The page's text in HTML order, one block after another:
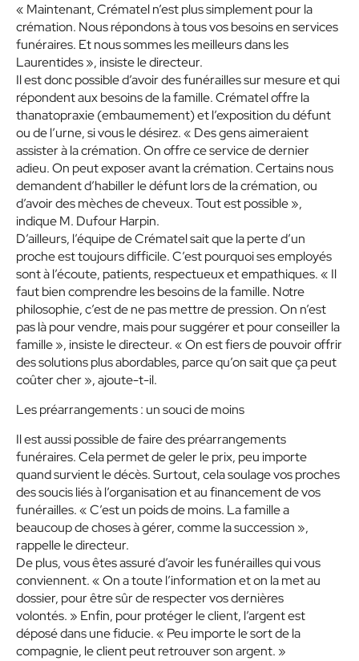
« Maintenant, Crématel n’est plus simplement pour la
crémation. Nous répondons à tous vos besoins en services
funéraires. Et nous sommes les meilleurs dans les
Laurentides », insiste le directeur.
Il est donc possible d’avoir des funérailles sur mesure et qui
répondent aux besoins de la famille. Crématel offre la
thanatopraxie (embaumement) et l’exposition du défunt
ou de l’urne, si vous le désirez. « Des gens aimeraient
assister à la crémation. On offre ce service de dernier
adieu. On peut exposer avant la crémation. Certains nous
demandent d’habiller le défunt lors de la crémation, ou
d’avoir des mèches de cheveux. Tout est possible »,
indique M. Dufour Harpin.
D’ailleurs, l’équipe de Crématel sait que la perte d’un
proche est toujours difficile. C’est pourquoi ses employés
sont à l’écoute, patients, respectueux et empathiques. « Il
faut bien comprendre les besoins de la famille. Notre
philosophie, c’est de ne pas mettre de pression. On n’est
pas là pour vendre, mais pour suggérer et pour conseiller la
famille », insiste le directeur. « On est fiers de pouvoir offrir
des solutions plus abordables, parce qu’on sait que ça peut
coûter cher », ajoute-t-il.
Les préarrangements : un souci de moins
Il est aussi possible de faire des préarrangements
funéraires. Cela permet de geler le prix, peu importe
quand survient le décès. Surtout, cela soulage vos proches
des soucis liés à l’organisation et au financement de vos
funérailles. « C’est un poids de moins. La famille a
beaucoup de choses à gérer, comme la succession »,
rappelle le directeur.
De plus, vous êtes assuré d’avoir les funérailles qui vous
conviennent. « On a toute l’information et on la met au
dossier, pour être sûr de respecter vos dernières
volontés. » Enfin, pour protéger le client, l’argent est
déposé dans une fiducie. « Peu importe le sort de la
compagnie, le client peut retrouver son argent. »